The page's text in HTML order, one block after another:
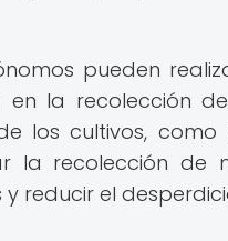
pueden
la recolección
los cultivos,
la recolección de
reducir el